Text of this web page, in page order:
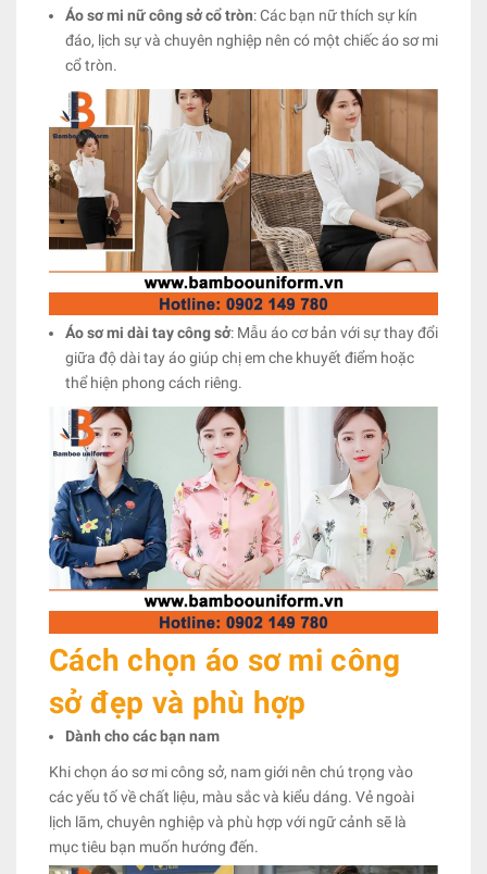
Áo sơ mi nữ công sở cổ tròn: Các bạn nữ thích sự kín
đáo, lịch sự và chuyên nghiệp nên có một chiếc áo sơ mi
cổ tròn.
Áo sơ mi dài tay công sở: Mẫu áo cơ bản với sự thay đổi
giữa độ dài tay áo giúp chị em che khuyết điểm hoặc
thể hiện phong cách riêng.
Cách chọn áo sơ mi công
sở đẹp và phù hợp
Dành cho các bạn nam
Khi chọn áo sơ mi công sở, nam giới nên chú trọng vào
các yếu tố về chất liệu, màu sắc và kiểu dáng. Vẻ ngoài
lịch lãm, chuyên nghiệp và phù hợp với ngữ cảnh sẽ là
mục tiêu bạn muốn hướng đến.